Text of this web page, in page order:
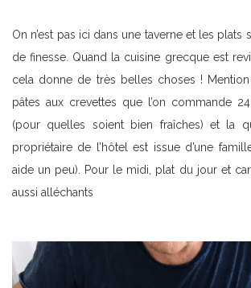
On n’est pas ici dans une taverne et les plats
de finesse. Quand la cuisine grecque est
cela donne de très belles choses !
pâtes aux crevettes que l’on commande 24
(pour quelles soient bien fraîches) et la
propriétaire de l’hôtel est issue d’une
aide un peu). Pour le midi, plat du jour et
aussi alléchants